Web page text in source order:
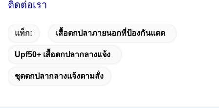
ติดต่อเรา
แท็ก: เสื้อตกปลาภายนอกที่ป้องกันแดด
Upf50+ เสื้อตกปลากลางแจ้ง
ชุดตกปลากลางแจ้งตามสั่ง